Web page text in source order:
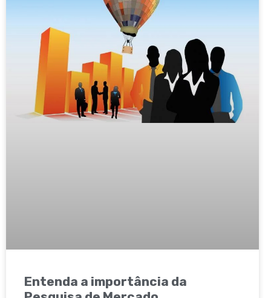
Entenda a importância da